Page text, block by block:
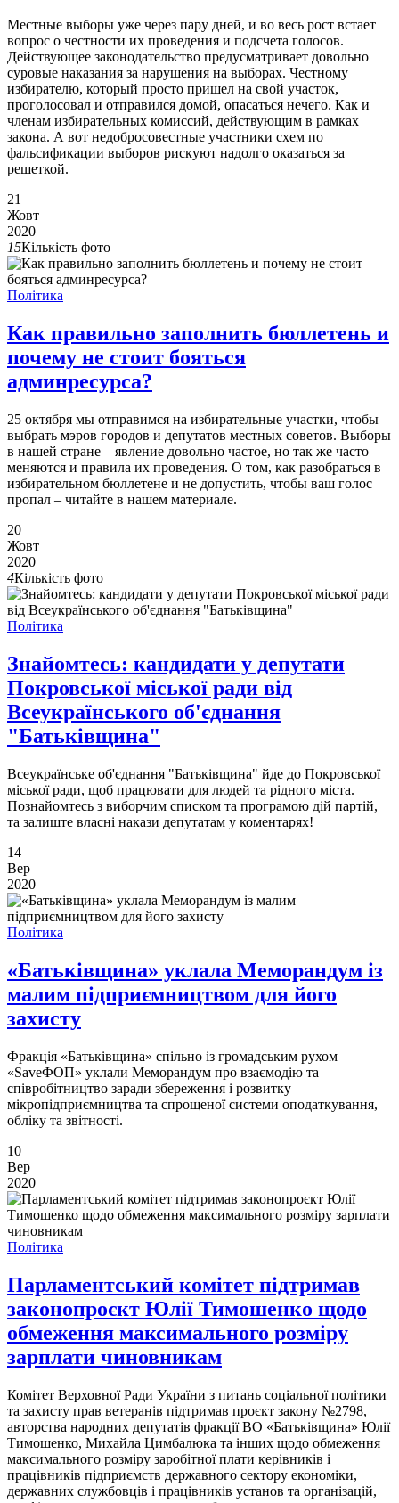
Местные выборы уже через пару дней, и во весь рост встает
вопрос о честности их проведения и подсчета голосов.
Действующее законодательство предусматривает довольно
суровые наказания за нарушения на выборах. Честному
избирателю, который просто пришел на свой участок,
проголосовал и отправился домой, опасаться нечего. Как и
членам избирательных комиссий, действующим в рамках
закона. А вот недобросовестные участники схем по
фальсификации выборов рискуют надолго оказаться за
решеткой.
21
Жовт
2020
15Кількість фото
Політика
Как правильно заполнить бюллетень и
почему не стоит бояться
админресурса?
25 октября мы отправимся на избирательные участки, чтобы
выбрать мэров городов и депутатов местных советов. Выборы
в нашей стране – явление довольно частое, но так же часто
меняются и правила их проведения. О том, как разобраться в
избирательном бюллетене и не допустить, чтобы ваш голос
пропал – читайте в нашем материале.
20
Жовт
2020
4Кількість фото
Політика
Знайомтесь: кандидати у депутати
Покровської міської ради від
Всеукраїнського об'єднання
"Батьківщина"
Всеукраїнське об'єднання "Батьківщина" йде до Покровської
міської ради, щоб працювати для людей та рідного міста.
Познайомтесь з виборчим списком та програмою дій партій,
та залиште власні накази депутатам у коментарях!
14
Вер
2020
Політика
«Батьківщина» уклала Меморандум із
малим підприємництвом для його
захисту
Фракція «Батьківщина» спільно із громадським рухом
«SaveФОП» уклали Меморандум про взаємодію та
співробітництво заради збереження і розвитку
мікропідприємництва та спрощеної системи оподаткування,
обліку та звітності.
10
Вер
2020
Політика
Парламентський комітет підтримав
законопроєкт Юлії Тимошенко щодо
обмеження максимального розміру
зарплати чиновникам
Комітет Верховної Ради України з питань соціальної політики
та захисту прав ветеранів підтримав проєкт закону №2798,
авторства народних депутатів фракції ВО «Батьківщина» Юлії
Тимошенко, Михайла Цимбалюка та інших щодо обмеження
максимального розміру заробітної плати керівників і
працівників підприємств державного сектору економіки,
державних службовців і працівників установ та організацій,